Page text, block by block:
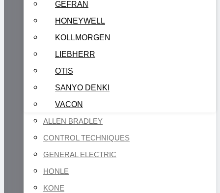
GEFRAN
HONEYWELL
KOLLMORGEN
LIEBHERR
OTIS
SANYO DENKI
VACON
ALLEN BRADLEY
CONTROL TECHNIQUES
GENERAL ELECTRIC
HONLE
KONE